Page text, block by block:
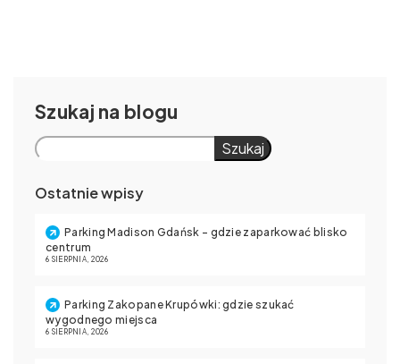
Szukaj
Szukaj
Ostatnie wpisy
Parking Madison Gdańsk – gdzie zaparkować blisko
centrum
6 SIERPNIA, 2026
Parking Zakopane Krupówki: gdzie szukać
wygodnego miejsca
6 SIERPNIA, 2026